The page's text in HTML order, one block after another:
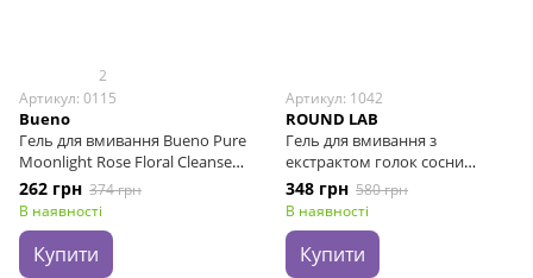
2
Артикул: 0115
Bueno
Гель для вмивання Bueno Pure
Moonlight Rose Floral Cleanser,
80 мл
262 грн 374 грн
В наявності
Купити
Артикул: 1042
ROUND LAB
Гель для вмивання з
екстрактом голок сосни
ROUND LAB Pine Calming Cica
Cleanser, 150 мл
348 грн 580 грн
В наявності
Купити